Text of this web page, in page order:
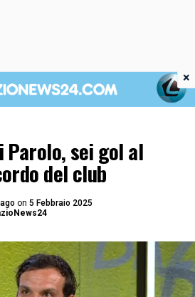
Parolo, sei gol al
del club
on 5 Febbraio 2025
×